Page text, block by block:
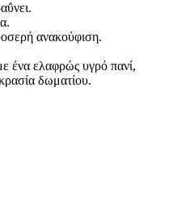
ανακούφιση.
ένα ελαφρώς υγρό πανί,
δωματίου.